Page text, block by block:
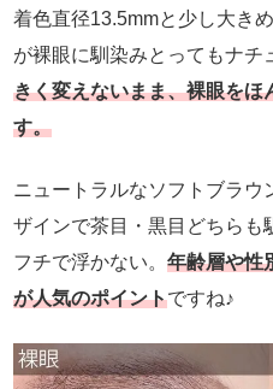
着色直径13.5mmと少し大き
が裸眼に馴染みとってもナチ
きく変えないまま、裸眼をほ
す。
ニュートラルなソフトブラ
ザインで茶目・黒目どちらも
フチで浮かない。 年齢層や性
が人気のポイントですね♪